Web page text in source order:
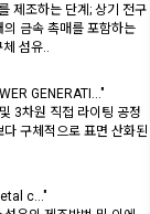
제조하는 단계; 상기 전구
금속 촉매를 포함하는
섬유..
GENERATI…"
3차원 직접 라이팅 공정
구체적으로 표면 산화된
c…"